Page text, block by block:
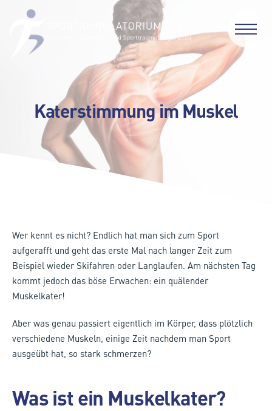
Katerstimmung im Muskel
Wer kennt es nicht? Endlich hat man sich zum Sport
aufgerafft und geht das erste Mal nach langer Zeit zum
Beispiel wieder Skifahren oder Langlaufen. Am nächsten Tag
kommt jedoch das böse Erwachen: ein quälender
Muskelkater!
Aber was genau passiert eigentlich im Körper, dass plötzlich
verschiedene Muskeln, einige Zeit nachdem man Sport
ausgeübt hat, so stark schmerzen?
Was ist ein Muskelkater?